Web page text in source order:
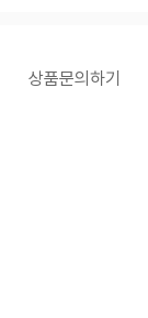
상품문의하기